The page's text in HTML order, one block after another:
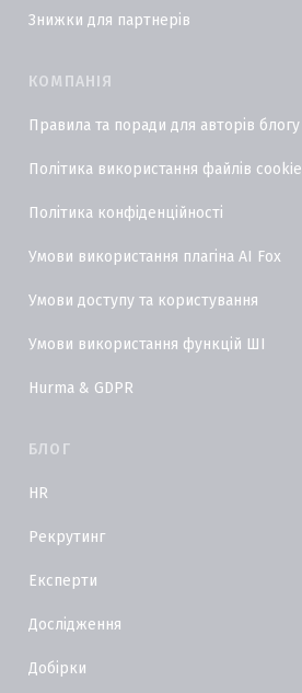
Знижки для партнерів
КОМПАНІЯ
Правила та поради для авторів блогу
Політика використання файлів cookie
Політика конфіденційності
Умови використання плагіна AI Fox
Умови доступу та користування
Умови використання функцій ШІ
Hurma & GDPR
БЛОГ
HR
Рекрутинг
Експерти
Дослідження
Добірки